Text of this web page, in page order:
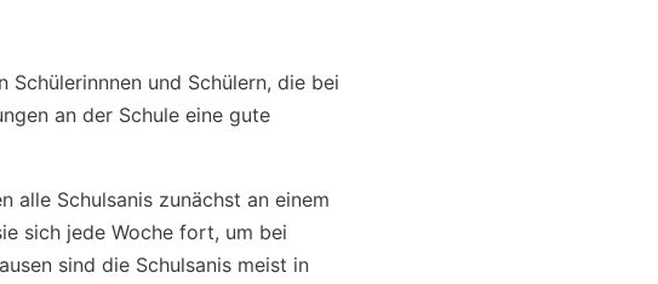
und Schülern, die bei
an der Schule eine gute
alle Schulsanis zunächst an einem
sich jede Woche fort, um bei
sind die Schulsanis meist in